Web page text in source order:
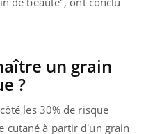
un grain
?
les 30% de risque
cutané à partir d'un grain